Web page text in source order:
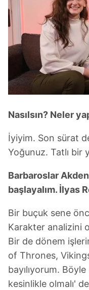
Nasılsın? Neler
İyiyim. Son sürat
Yoğunuz. Tatlı bir
Barbaroslar
başlayalım. İlyas
Bir buçuk sene
Karakter analizini
Bir de dönem
of Thrones,
bayılıyorum.
kesinlikle olmalı'